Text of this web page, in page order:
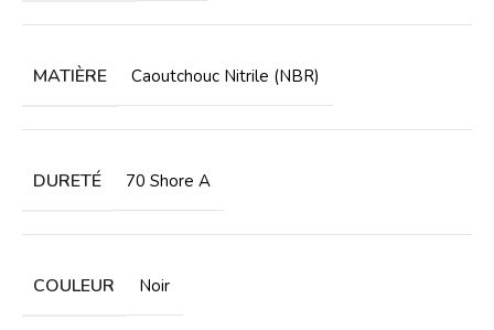
MATIÈRE Caoutchouc Nitrile (NBR)
DURETÉ 70 Shore A
COULEUR Noir